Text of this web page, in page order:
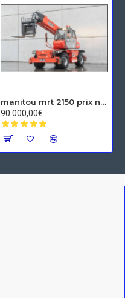
manitou mrt 2150 prix neuf
90 000,00€